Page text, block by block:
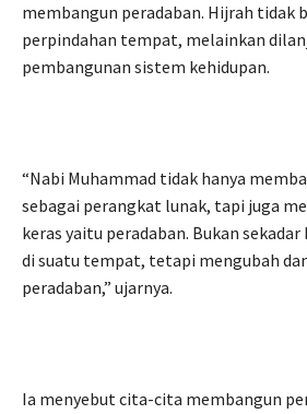
membangun peradaban. Hijrah tidak
perpindahan tempat, melainkan
pembangunan sistem kehidupan.
“Nabi Muhammad tidak hanya
sebagai perangkat lunak, tapi juga
keras yaitu peradaban. Bukan
di suatu tempat, tetapi mengubah
peradaban,” ujarnya.
Ia menyebut cita-cita membangun